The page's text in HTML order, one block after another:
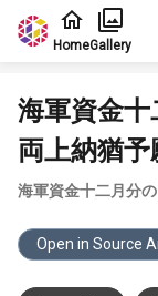
Jump to main content
HomeGallery
海軍資金
両上納猶予
海軍資金十二月分
Open in Source